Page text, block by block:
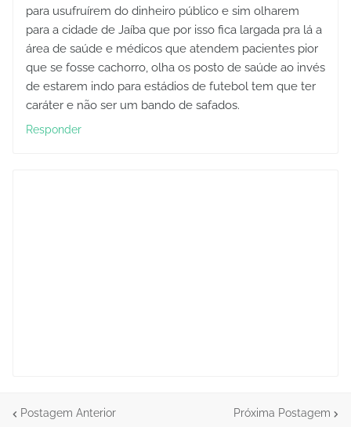
para usufruírem do dinheiro público e sim olharem
para a cidade de Jaíba que por isso fica largada pra lá a
área de saúde e médicos que atendem pacientes pior
que se fosse cachorro, olha os posto de saúde ao invés
de estarem indo para estádios de futebol tem que ter
caráter e não ser um bando de safados.
Responder
Postagem Anterior Próxima Postagem